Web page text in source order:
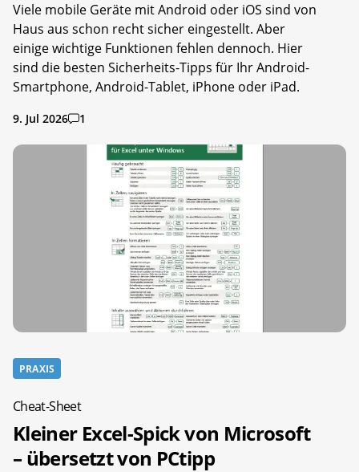
Viele mobile Geräte mit Android oder iOS sind von
Haus aus schon recht sicher eingestellt. Aber
einige wichtige Funktionen fehlen dennoch. Hier
sind die besten Sicherheits-Tipps für Ihr Android-
Smartphone, Android-Tablet, iPhone oder iPad.
9. Jul 2026 1
PRAXIS
Cheat-Sheet
Kleiner Excel-Spick von Microsoft
– übersetzt von PCtipp